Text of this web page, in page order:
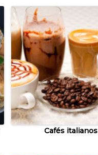
Cafés italianos